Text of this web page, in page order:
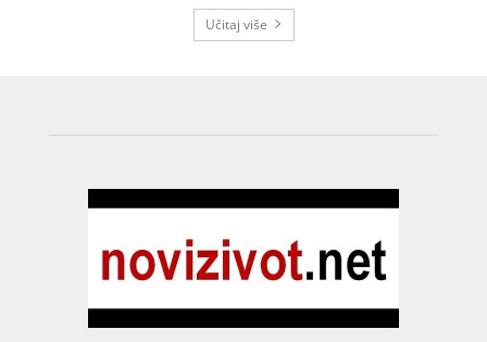
Učitaj više